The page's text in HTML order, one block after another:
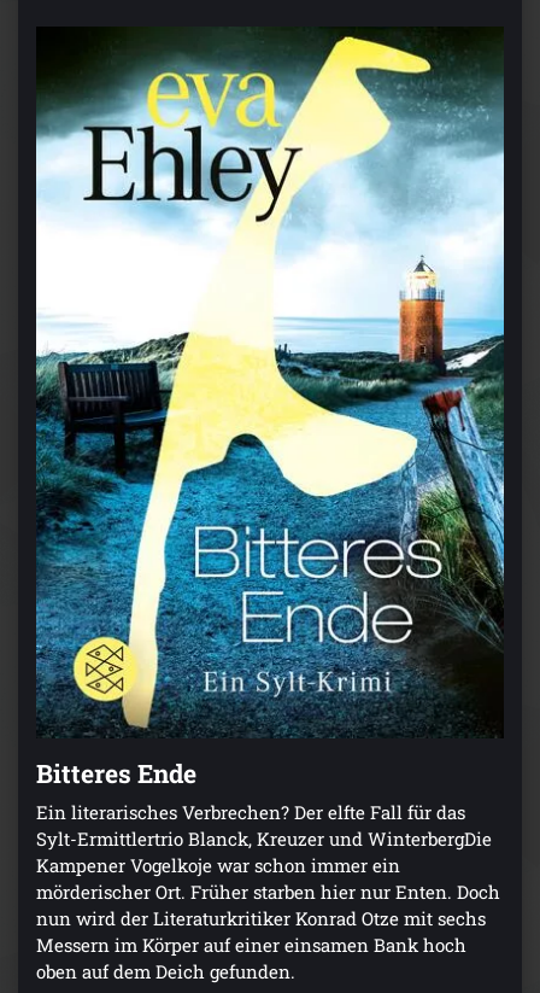
Bitteres Ende
Ein literarisches Verbrechen? Der elfte Fall für das
Sylt-Ermittlertrio Blanck, Kreuzer und WinterbergDie
Kampener Vogelkoje war schon immer ein
mörderischer Ort. Früher starben hier nur Enten. Doch
nun wird der Literaturkritiker Konrad Otze mit sechs
Messern im Körper auf einer einsamen Bank hoch
oben auf dem Deich gefunden.